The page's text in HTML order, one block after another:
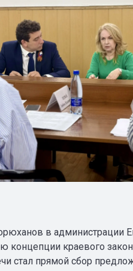
в администрации
краевого
стал прямой сбор